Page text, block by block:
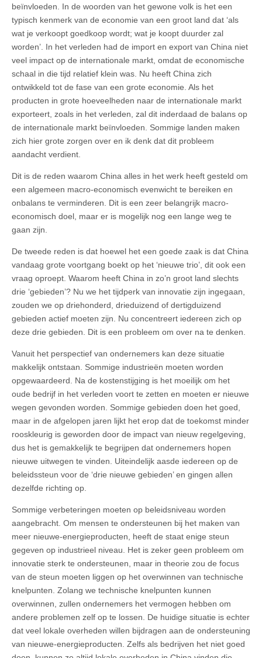
beïnvloeden. In de woorden van het gewone volk is het een
typisch kenmerk van de economie van een groot land dat ‘als
wat je verkoopt goedkoop wordt; wat je koopt duurder zal
worden’. In het verleden had de import en export van China niet
veel impact op de internationale markt, omdat de economische
schaal in die tijd relatief klein was. Nu heeft China zich
ontwikkeld tot de fase van een grote economie. Als het
producten in grote hoeveelheden naar de internationale markt
exporteert, zoals in het verleden, zal dit inderdaad de balans op
de internationale markt beïnvloeden. Sommige landen maken
zich hier grote zorgen over en ik denk dat dit probleem
aandacht verdient.
Dit is de reden waarom China alles in het werk heeft gesteld om
een algemeen macro-economisch evenwicht te bereiken en
onbalans te verminderen. Dit is een zeer belangrijk macro-
economisch doel, maar er is mogelijk nog een lange weg te
gaan zijn.
De tweede reden is dat hoewel het een goede zaak is dat China
vandaag grote voortgang boekt op het ‘nieuwe trio’, dit ook een
vraag oproept. Waarom heeft China in zo’n groot land slechts
drie ‘gebieden’? Nu we het tijdperk van innovatie zijn ingegaan,
zouden we op driehonderd, drieduizend of dertigduizend
gebieden actief moeten zijn. Nu concentreert iedereen zich op
deze drie gebieden. Dit is een probleem om over na te denken.
Vanuit het perspectief van ondernemers kan deze situatie
makkelijk ontstaan. Sommige industrieën moeten worden
opgewaardeerd. Na de kostenstijging is het moeilijk om het
oude bedrijf in het verleden voort te zetten en moeten er nieuwe
wegen gevonden worden. Sommige gebieden doen het goed,
maar in de afgelopen jaren lijkt het erop dat de toekomst minder
rooskleurig is geworden door de impact van nieuw regelgeving,
dus het is gemakkelijk te begrijpen dat ondernemers hopen
nieuwe uitwegen te vinden. Uiteindelijk aasde iedereen op de
beleidssteun voor de ‘drie nieuwe gebieden’ en gingen allen
dezelfde richting op.
Sommige verbeteringen moeten op beleidsniveau worden
aangebracht. Om mensen te ondersteunen bij het maken van
meer nieuwe-energieproducten, heeft de staat enige steun
gegeven op industrieel niveau. Het is zeker geen probleem om
innovatie sterk te ondersteunen, maar in theorie zou de focus
van de steun moeten liggen op het overwinnen van technische
knelpunten. Zolang we technische knelpunten kunnen
overwinnen, zullen ondernemers het vermogen hebben om
andere problemen zelf op te lossen. De huidige situatie is echter
dat veel lokale overheden willen bijdragen aan de ondersteuning
van nieuwe-energieproducten. Zelfs als bedrijven het niet goed